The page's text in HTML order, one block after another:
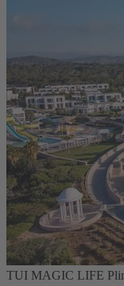
TUI MAGIC LIFE